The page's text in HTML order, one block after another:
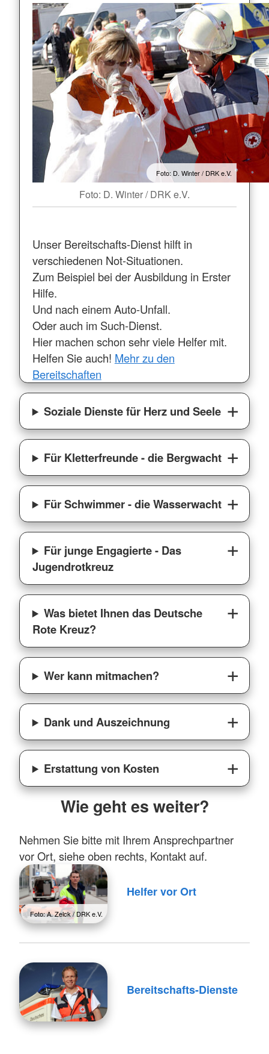
Foto: D. Winter / DRK e.V.
Foto: D. Winter / DRK e.V.
Unser Bereitschafts-Dienst hilft in
verschiedenen Not-Situationen.
Zum Beispiel bei der Ausbildung in Erster
Hilfe.
Und nach einem Auto-Unfall.
Oder auch im Such-Dienst.
Hier machen schon sehr viele Helfer mit.
Helfen Sie auch! Mehr zu den
Bereitschaften
Soziale Dienste für Herz und Seele
Für Kletterfreunde - die Bergwacht
Für Schwimmer - die Wasserwacht
Für junge Engagierte - Das
Jugendrotkreuz
Was bietet Ihnen das Deutsche
Rote Kreuz?
Wer kann mitmachen?
Dank und Auszeichnung
Erstattung von Kosten
Wie geht es weiter?
Nehmen Sie bitte mit Ihrem Ansprechpartner
vor Ort, siehe oben rechts, Kontakt auf.
Foto: A. Zelck / DRK e.V.
Helfer vor Ort
Bereitschafts-Dienste